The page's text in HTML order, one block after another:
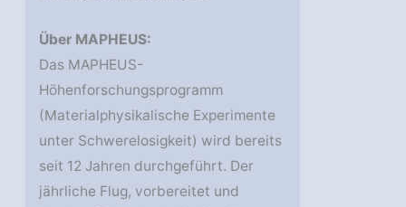
Über MAPHEUS:
Das MAPHEUS-
Höhenforschungsprogramm
(Materialphysikalische Experimente
unter Schwerelosigkeit) wird bereits
seit 12 Jahren durchgeführt. Der
jährliche Flug, vorbereitet und